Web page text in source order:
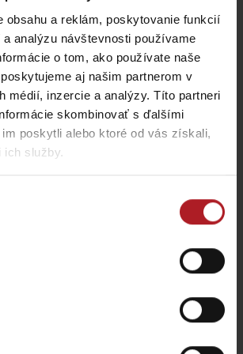
obsahu a reklám, poskytovanie funkcií
analýzu návštevnosti používame
o tom, ako používate naše
aj našim partnerom v
médií, inzercie a analýzy. Títo partneri
skombinovať s ďalšími
poskytli alebo ktoré od vás získali,
ich služby.
o Liptov region karte aj v
videa,akceptujte cookies pre
marketing.
videa,
akceptujte cookies pre